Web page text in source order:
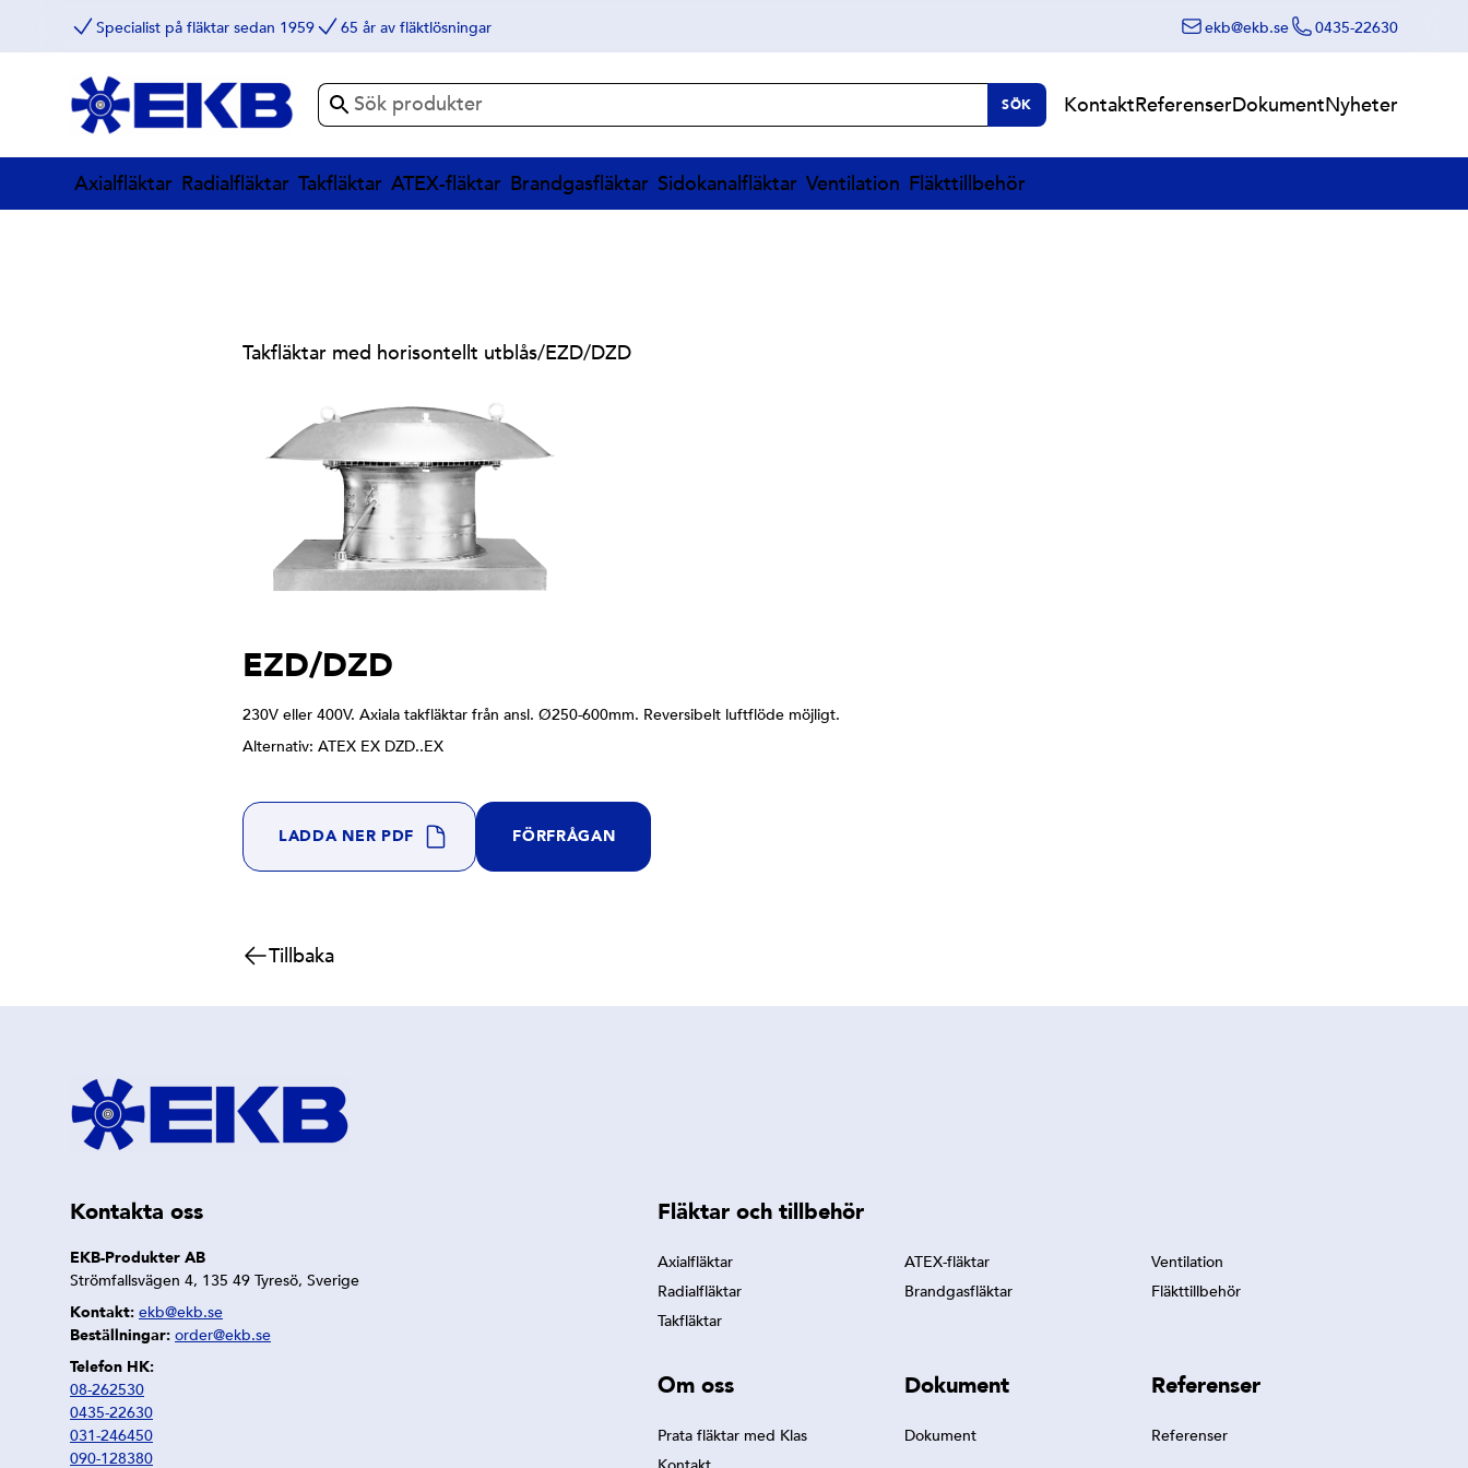
Specialist på fläktar sedan 1959 65 år av fläktlösningar ekb@ekb.se 0435-22630
SÖK KontaktReferenserDokumentNyheter
Axialfläktar Radialfläktar Takfläktar ATEX-fläktar Brandgasfläktar Sidokanalfläktar Ventilation Fläkttillbehör
Takfläktar med horisontellt utblås/EZD/DZD
EZD/DZD
230V eller 400V. Axiala takfläktar från ansl. Ø250-600mm. Reversibelt luftflöde möjligt.
Alternativ: ATEX EX DZD..EX
LADDA NER PDF FÖRFRÅGAN
Tillbaka
Kontakta oss
EKB-Produkter AB
Strömfallsvägen 4, 135 49 Tyresö, Sverige
Kontakt: ekb@ekb.se
Beställningar: order@ekb.se
Telefon HK:
08-262530
0435-22630
031-246450
090-128380
Fläktar och tillbehör
Axialfläktar
Radialfläktar
Takfläktar
ATEX-fläktar
Brandgasfläktar
Ventilation
Fläkttillbehör
Om oss
Prata fläktar med Klas
Dokument
Dokument
Referenser
Referenser